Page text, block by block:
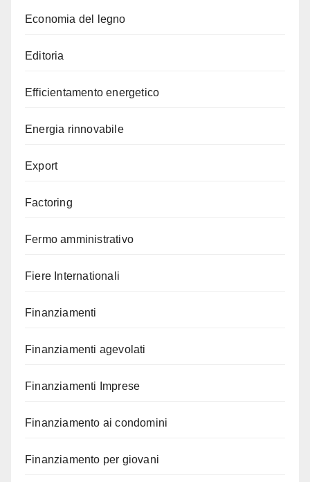
Economia del legno
Editoria
Efficientamento energetico
Energia rinnovabile
Export
Factoring
Fermo amministrativo
Fiere Internationali
Finanziamenti
Finanziamenti agevolati
Finanziamenti Imprese
Finanziamento ai condomini
Finanziamento per giovani